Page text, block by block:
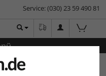
Service: (030) 23 59 490 81